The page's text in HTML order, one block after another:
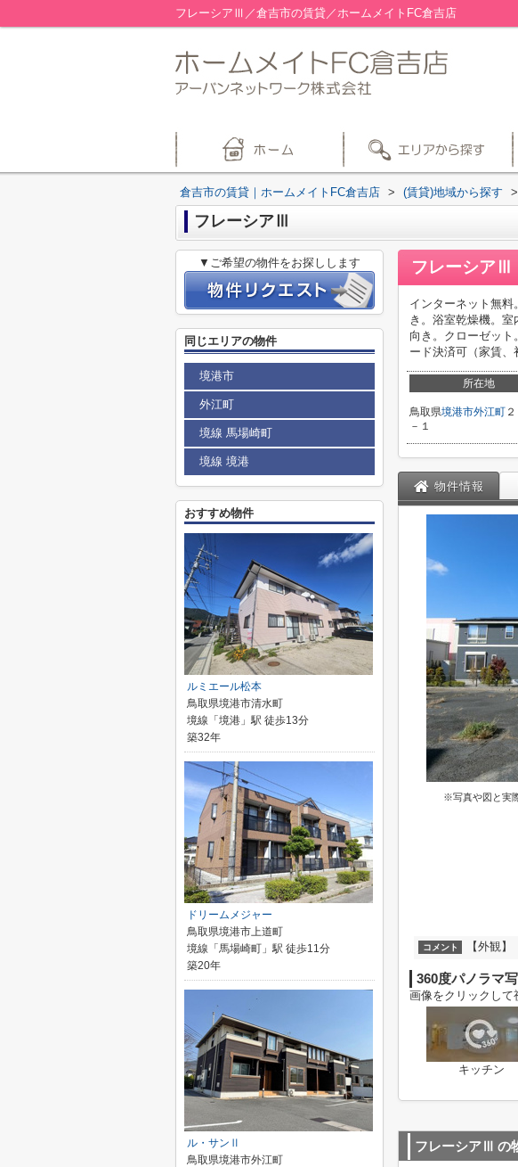
フレーシアⅢ／倉吉市の賃貸／ホームメイトFC倉吉店
倉吉市の賃貸｜ホームメイトFC倉吉店 > (賃貸)地域から探す >
フレーシアⅢ
フレーシアⅢ
インターネット無
き。浴室乾燥機。
向き。クローゼッ
ード決済可（家賃、
所在地
鳥取県境港市外江町
－１
物件情報
※写真や図と実
コメント 【外観】
360度パノラマ
画像をクリックして
キッチン
フレーシアⅢ の
▼ご希望の物件をお探しします
同じエリアの物件
境港市
外江町
境線 馬場崎町
境線 境港
おすすめ物件
ルミエール松本
鳥取県境港市清水町
境線「境港」駅 徒歩13分
築32年
ドリームメジャー
鳥取県境港市上道町
境線「馬場崎町」駅 徒歩11分
築20年
ル・サンⅡ
鳥取県境港市外江町